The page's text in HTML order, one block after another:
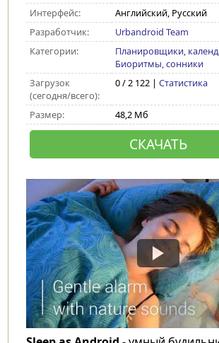
Интерфейс:
Английский, Русский
Разработчик:
Urbandroid Team
Категории:
Планировщики,
Биоритмы, сонники
Загрузок
(сегодня/всего):
0 / 2 122 | Статистика
Размер: 48,2 Мб
СКАЧАТЬ